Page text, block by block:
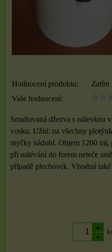
Hodnocení produktu:
Zatím
Vaše hodnocení:
Smaltovaná džezva s nálevkou
vosku. Užití: na všechny
myčky nádobí. Objem 1200
při nalévání do forem neteče
případě plechovek. Vhodná